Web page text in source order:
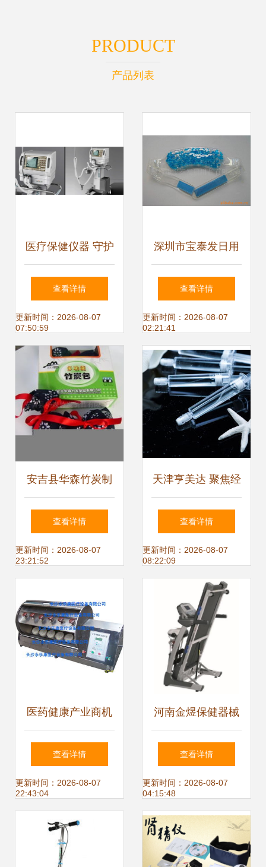
PRODUCT
产品列表
医疗保健仪器 守护
健康的科技卫士
查看详情
更新时间：2026-08-07
07:50:59
深圳市宝泰发日用
品有限公司保健用
品及保健器械产品
列表
查看详情
更新时间：2026-08-07
02:21:41
安吉县华森竹炭制
品 绿色健康生活，
从竹炭保健器械开
查看详情
更新时间：2026-08-07
23:21:52
天津亨美达 聚焦经
络保健器材源头，
打造批发采购优选
平台
查看详情
更新时间：2026-08-07
08:22:09
医药健康产业商机
概览 药品、医疗器
械、保健食品与仪
器设备市场动态
查看详情
更新时间：2026-08-07
22:43:04
河南金煜保健器械
专业供应众美ZM-
100（灰）跑步机
查看详情
更新时间：2026-08-07
04:15:48